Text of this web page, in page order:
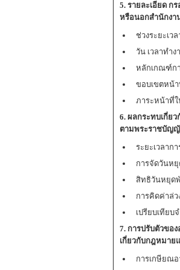
5. รายละเอียด ก
หรือนอกสำนักงา
ช่วงระยะเว
วัน เวลาทำง
หลักเกณฑ์กา
ขอบเขตหน้
ภาระหน้าที่ใ
6. ผลกระทบเกี่ย
ตามพระราชบัญญั
ระยะเวลาก
การจัดวันหยุ
สิทธิวันหยุด
การคิดค่าล่ว
เปรียบเทีย
7. การปรับตัวขอ
เกี่ยวกับกฎหมาย
การเกษียณ